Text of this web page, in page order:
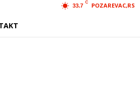
33.7
C POZAREVAC,RS